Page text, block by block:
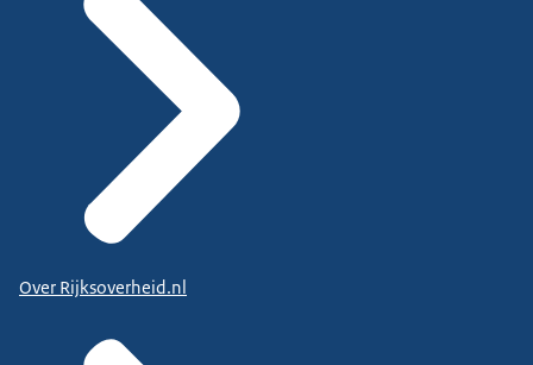
Over Rijksoverheid.nl